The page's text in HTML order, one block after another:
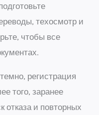
техосмотр и
чтобы все
регистрация
того, заранее
отказа и повторных